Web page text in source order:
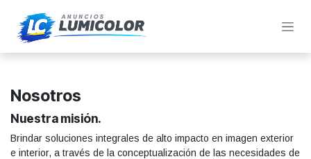
Nosotros
Nuestra misión.
Brindar soluciones integrales de alto impacto en imagen exterior
e interior, a través de la conceptualización de las necesidades de